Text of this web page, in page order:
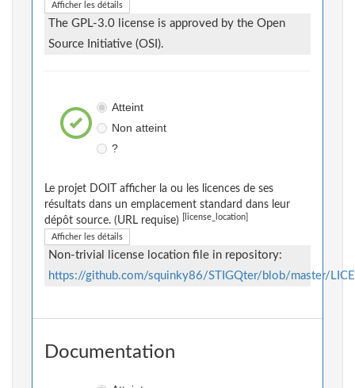
Afficher les détails
The GPL-3.0 license is approved by the Open
Source Initiative (OSI).
Atteint
Non atteint
?
Le projet DOIT afficher la ou les licences de ses
résultats dans un emplacement standard dans leur
dépôt source. (URL requise)
[license_location]
Afficher les détails
Non-trivial license location file in repository:
https://github.com/squinky86/STIGQter/blob/master/
Documentation